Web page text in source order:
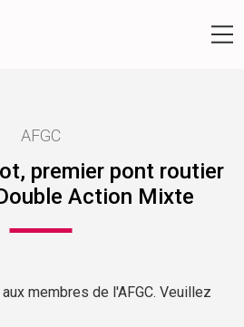
AFGC
premier pont routier
Action Mixte
membres de l'AFGC. Veuillez